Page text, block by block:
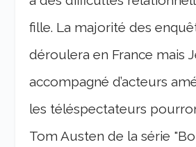
fille. La majorité des
déroulera en France mais
accompagné d’acteurs
les téléspectateurs
Tom Austen de la série